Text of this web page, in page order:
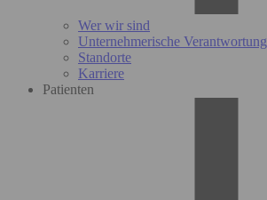
Wer wir sind
Unternehmerische Verantwortung
Standorte
Karriere
Patienten